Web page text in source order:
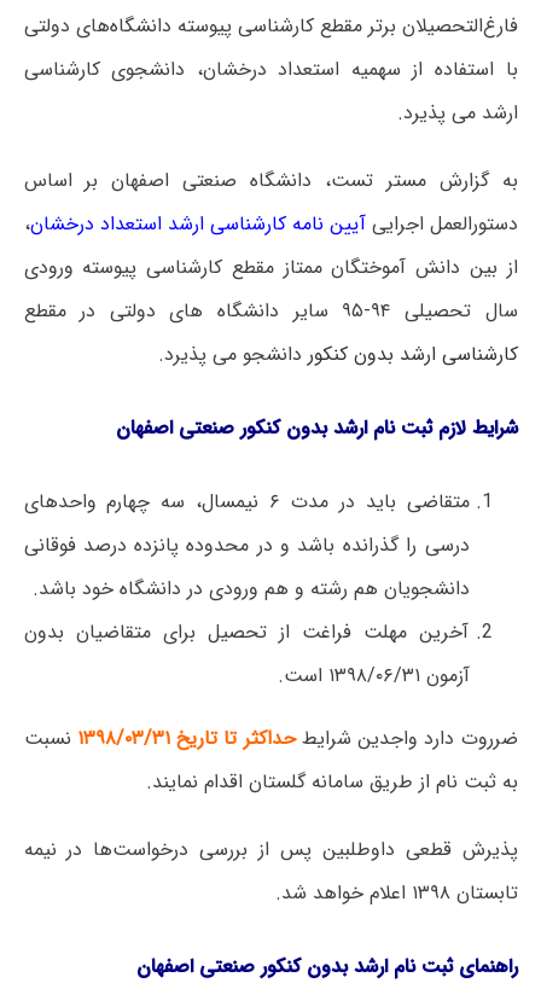
فارغ‌التحصیلان برتر مقطع کارشناسی پیوسته دانشگاه‌های دولتی
با استفاده از سهمیه استعداد درخشان، دانشجوی کارشناسی
ارشد می پذیرد.
به گزارش مستر تست، دانشگاه صنعتی اصفهان بر اساس
دستورالعمل اجراییآیین نامه کارشناسی ارشد استعداد درخشان،
از بین دانش آموختگان ممتاز مقطع کارشناسی پیوسته ورودی
سال تحصیلی ۹۴-۹۵ سایر دانشگاه های دولتی در مقطع
کارشناسی ارشد بدون کنکور دانشجو می پذیرد.
شرایط لازم ثبت نام ارشد بدون کنکور صنعتی اصفهان
متقاضی باید در مدت ۶ نیمسال، سه چهارم واحدهای
درسی را گذرانده ‌باشد و در محدوده پانزده درصد فوقانی
دانشجویان هم رشته و هم ورودی در دانشگاه خود باشد.
آخرین مهلت فراغت از تحصیل برای متقاضیان بدون
آزمون ۱۳۹۸/۰۶/۳۱ است.
ضرروت دارد واجدین شرایط حداکثر تا تاریخ ۱۳۹۸/۰۳/۳۱
نسبت
به ثبت نام از طریق سامانه گلستان اقدام نمایند.
پذیرش قطعی داوطلبین پس از بررسی درخواست‌ها در نیمه
تابستان ۱۳۹۸ اعلام خواهد شد.
راهنمای ثبت نام ارشد بدون کنکور صنعتی اصفهان